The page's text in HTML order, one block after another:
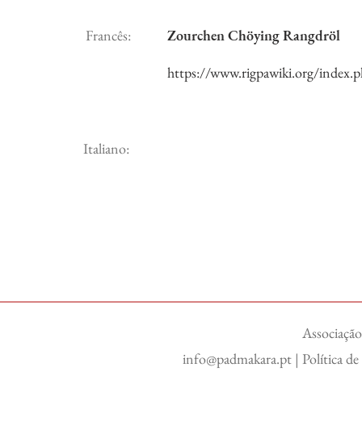
Francês:
Zourchen Chöying Rangdröl
https://www.rigpawiki.org/
Italiano:
info@padmakara.pt | Política